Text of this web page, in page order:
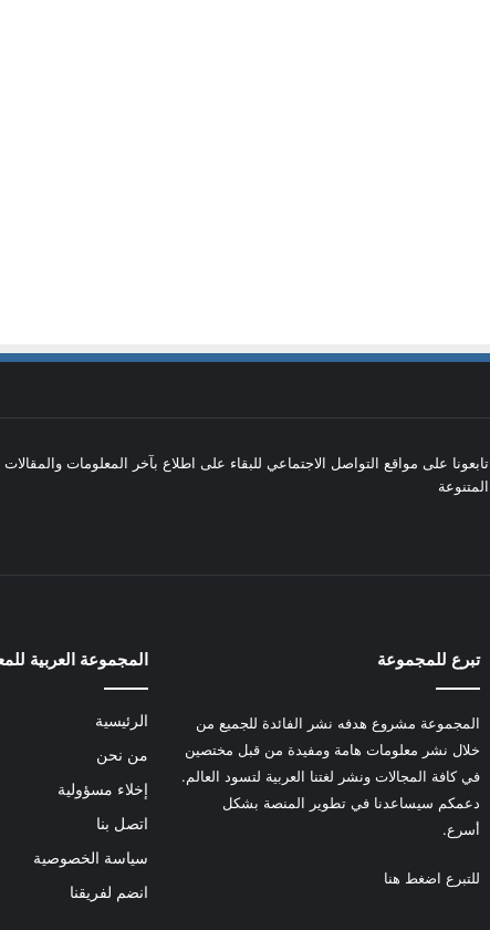
تابعونا على مواقع التواصل الاجتماعي للبقاء على اطلاع بآخر المعلومات والمقالات
المتنوعة
تبرع للمجموعة
المجموعة مشروع هدفه نشر الفائدة للجميع من
خلال نشر معلومات هامة ومفيدة من قبل مختصين
في كافة المجالات ونشر لغتنا العربية لتسود العالم.
دعمكم سيساعدنا في تطوير المنصة بشكل
أسرع.
للتبرع اضغط هنا
المجموعة العربية
الرئيسية
من نحن
إخلاء مسؤولية
اتصل بنا
سياسة الخصوصية
انضم لفريقنا